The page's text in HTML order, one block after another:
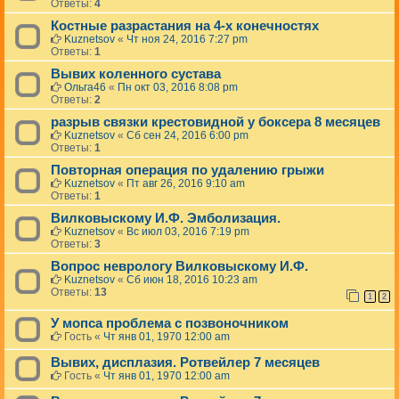
Ответы: 4
Костные разрастания на 4-х конечностях
Kuznetsov « Чт ноя 24, 2016 7:27 pm
Ответы: 1
Вывих коленного сустава
Ольга46 « Пн окт 03, 2016 8:08 pm
Ответы: 2
разрыв связки крестовидной у боксера 8 месяцев
Kuznetsov « Сб сен 24, 2016 6:00 pm
Ответы: 1
Повторная операция по удалению грыжи
Kuznetsov « Пт авг 26, 2016 9:10 am
Ответы: 1
Вилковыскому И.Ф. Эмболизация.
Kuznetsov « Вс июл 03, 2016 7:19 pm
Ответы: 3
Вопрос неврологу Вилковыскому И.Ф.
Kuznetsov « Сб июн 18, 2016 10:23 am
Ответы: 13 1 2
У мопса проблема с позвоночником
Гость « Чт янв 01, 1970 12:00 am
Вывих, дисплазия. Ротвейлер 7 месяцев
Гость « Чт янв 01, 1970 12:00 am